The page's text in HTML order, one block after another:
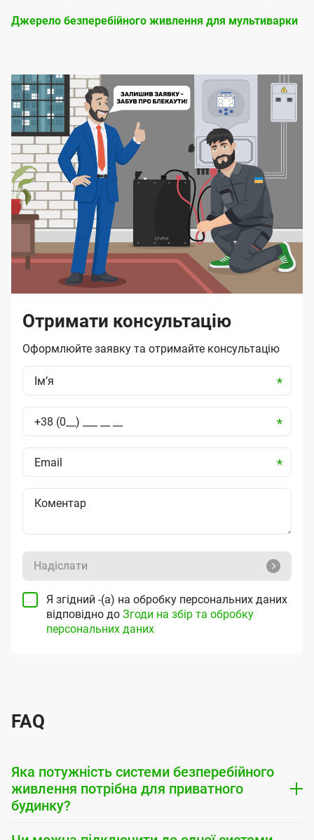
Джерело безперебійного живлення для мультиварки
Отримати консультацію
Оформлюйте заявку та отримайте консультацію
Надіслати
Я згідний -(а) на обробку персональних даних
відповідно до Згоди на збір та обробку
персональних даних
FAQ
Яка потужність системи безперебійного
живлення потрібна для приватного
будинку?